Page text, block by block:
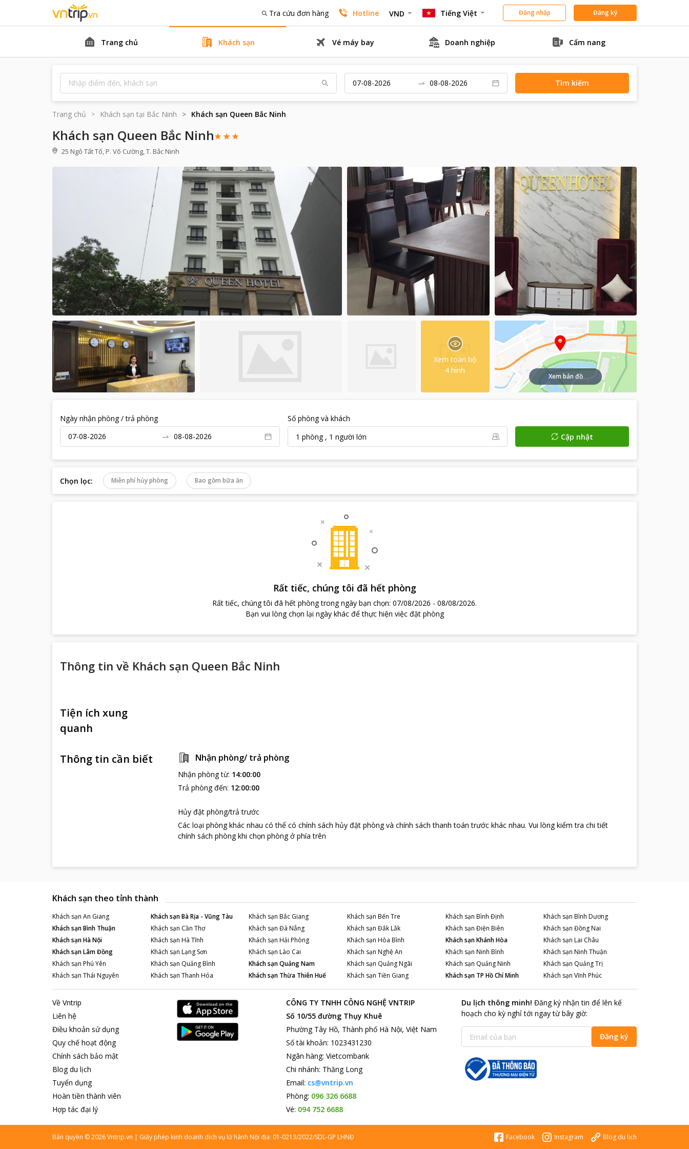
Tra cứu đơn hàng Hotline VND Tiếng Việt Đăng nhập Đăng ký
Trang chủ Khách sạn Vé máy bay Doanh nghiệp Cẩm nang
Tìm kiếm
Trang chủ Khách sạn tại Bắc Ninh Khách sạn Queen Bắc Ninh
Khách sạn Queen Bắc Ninh
25 Ngô Tất Tố, P. Võ Cường, T. Bắc Ninh
Xem toàn bộ
4 hình
Xem bản đồ
Ngày nhận phòng / trả phòng
Số phòng và khách
1 phòng, 1 người lớn Cập nhật
Chọn lọc: Miễn phí hủy phòng Bao gồm bữa ăn
Rất tiếc, chúng tôi đã hết phòng
Rất tiếc, chúng tôi đã hết phòng trong ngày bạn chọn: 07/08/2026 - 08/08/2026.
Bạn vui lòng chọn lại ngày khác để thực hiện việc đặt phòng
Thông tin về Khách sạn Queen Bắc Ninh
Tiện ích xung
quanh
Thông tin cần biết Nhận phòng/ trả phòng
Nhận phòng từ: 14:00:00
Trả phòng đến: 12:00:00
Hủy đặt phòng/trả trước
Các loại phòng khác nhau có thể có chính sách hủy đặt phòng và chính sách thanh toán trước khác nhau. Vui lòng kiểm tra chi tiết
chính sách phòng khi chọn phòng ở phía trên
Khách sạn theo tỉnh thành
Khách sạn An Giang Khách sạnBà Rịa - Vũng Tàu Khách sạn Bắc Giang Khách sạn Bến Tre Khách sạn Bình Định Khách sạn Bình Dương
Khách sạnBình Thuận Khách sạn Cần Thơ Khách sạn Đà Nẵng Khách sạn Đắk Lắk Khách sạn Điện Biên Khách sạn Đồng Nai
Khách sạnHà Nội Khách sạn Hà Tĩnh Khách sạn Hải Phòng Khách sạn Hòa Bình Khách sạnKhánh Hòa Khách sạn Lai Châu
Khách sạnLâm Đồng Khách sạn Lạng Sơn Khách sạn Lào Cai Khách sạn Nghệ An Khách sạn Ninh Bình Khách sạn Ninh Thuận
Khách sạn Phú Yên Khách sạn Quảng Bình Khách sạnQuảng Nam Khách sạn Quảng Ngãi Khách sạn Quảng Ninh Khách sạn Quảng Trị
Khách sạn Thái Nguyên Khách sạn Thanh Hóa Khách sạn Thừa Thiên Huế Khách sạn Tiền Giang Khách sạn TP Hồ Chí Minh Khách sạn Vĩnh Phúc
Về Vntrip
Liên hệ
Điều khoản sử dụng
Quy chế hoạt động
Chính sách bảo mật
Blog du lịch
Tuyển dụng
Hoàn tiền thành viên
Hợp tác đại lý
CÔNG TY TNHH CÔNG NGHỆ VNTRIP
Số 10/55 đường Thụy Khuê
Phường Tây Hồ, Thành phố Hà Nội, Việt Nam
Số tài khoản: 1023431230
Ngân hàng: Vietcombank
Chi nhánh: Thăng Long
Email: cs@vntrip.vn
Phòng: 096 326 6688
Vé: 094 752 6688
Du lịch thông minh! Đăng ký nhận tin để lên kế
hoạch cho kỳ nghỉ tới ngay từ bây giờ:
Đăng ký
Bản quyền ©2026Vntrip.vn | Giấy phép kinh doanh dịch vụ lữ hành Nội địa: 01-0213/2022/SDL-GP LHNĐ Facebook Instagram Blog du lịch